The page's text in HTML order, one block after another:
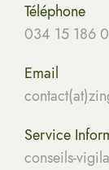
Téléphone
034 15 186
Email
Service
conseils-